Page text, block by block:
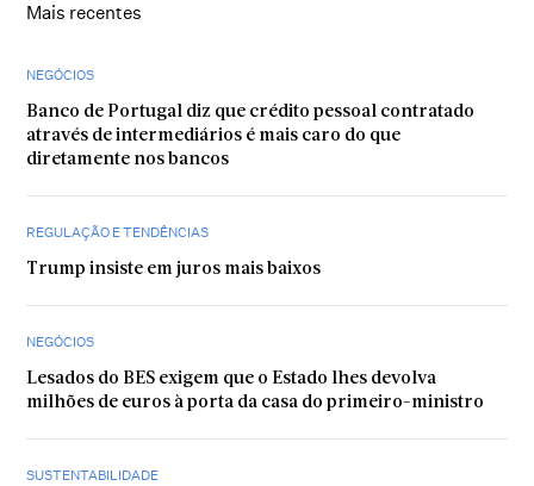
Mais recentes
NEGÓCIOS
Banco de Portugal diz que crédito pessoal contratado
através de intermediários é mais caro do que
diretamente nos bancos
REGULAÇÃO E TENDÊNCIAS
Trump insiste em juros mais baixos
NEGÓCIOS
Lesados do BES exigem que o Estado lhes devolva
milhões de euros à porta da casa do primeiro-ministro
SUSTENTABILIDADE